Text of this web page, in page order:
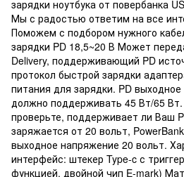
зарядки ноутбука от повербанка
Мы с радостью ответим на все
Поможем с подбором нужного
зарядки PD 18,5~20 В Может
Delivery, поддерживающий PD
протокол быстрой зарядки
питания для зарядки. PD
должно поддерживать 45 Вт/65
проверьте, поддерживает ли Ваш
заряжается от 20 вольт,
выходное напряжение 20 вольт.
интерфейс: штекер Type-c с
функцией, двойной чип E-mark)